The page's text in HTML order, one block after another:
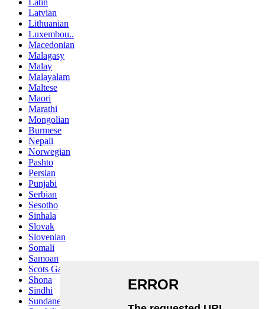
Latin
Latvian
Lithuanian
Luxembou..
Macedonian
Malagasy
Malay
Malayalam
Maltese
Maori
Marathi
Mongolian
Burmese
Nepali
Norwegian
Pashto
Persian
Punjabi
Serbian
Sesotho
Sinhala
Slovak
Slovenian
Somali
Samoan
Scots Gaelic
Shona
Sindhi
Sundanese